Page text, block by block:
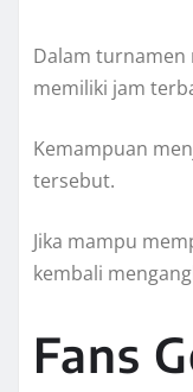
Dalam turnamen
memiliki jam
Kemampuan
tersebut.
Jika mampu
kembali
Fans